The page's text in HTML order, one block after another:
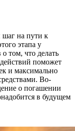
на пути к
этапа у
том, что делать
поможет
и максимально
Во-
о погашении
в будущем